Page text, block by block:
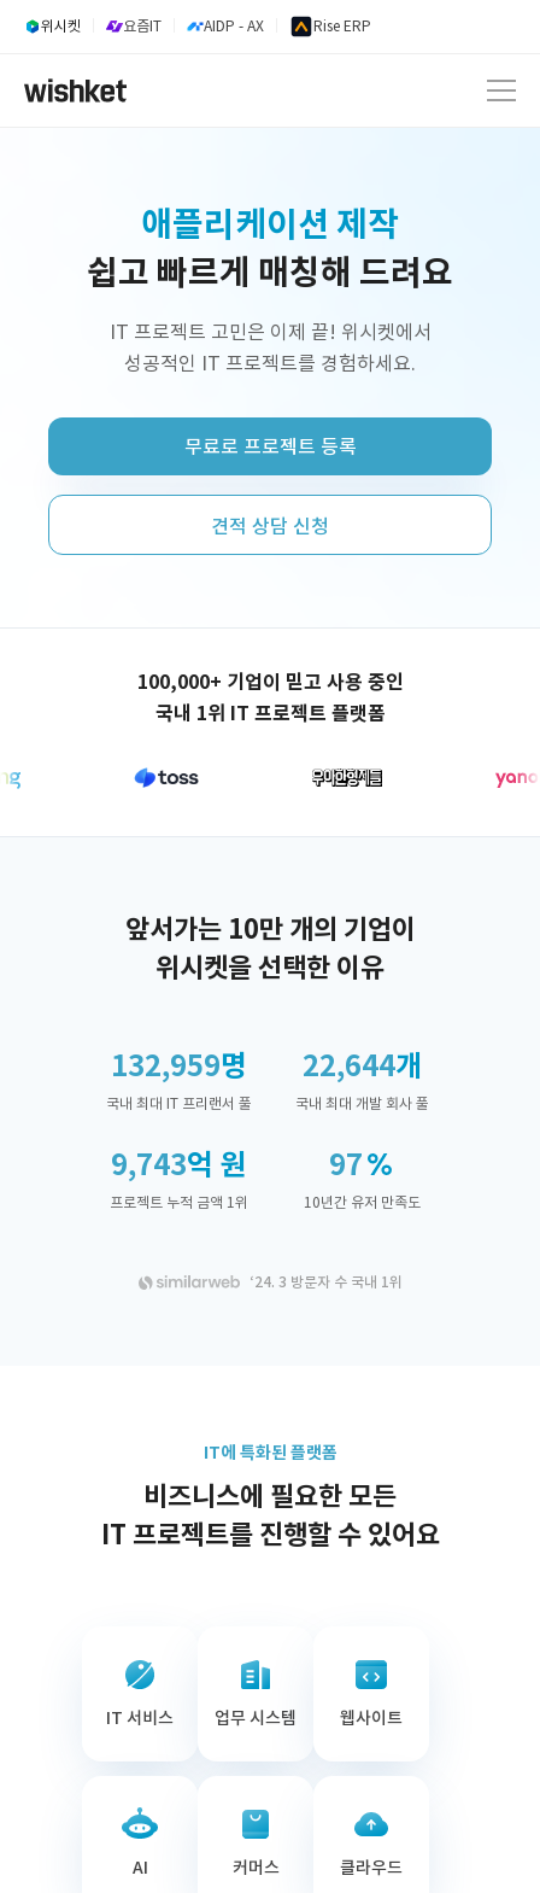
위시켓 요즘IT AIDP - AX Rise ERP
내부업무시스템 개발
웹 서비스 개발
AI 서비스 개발
정부지원사업 외주 개발
프리랜서 개발자 구인
플랫폼 제작
쇼핑몰 구축
쉽고 빠르게 매칭해 드려요
IT 프로젝트 고민은 이제 끝! 위시켓에서
성공적인 IT 프로젝트를 경험하세요.
무료로 프로젝트 등록
견적 상담 신청
100,000+ 기업이 믿고 사용 중인
국내 1위 IT 프로젝트 플랫폼
앞서가는 10만 개의 기업이
위시켓을 선택한 이유
132,959명
국내 최대 IT 프리랜서 풀
22,644개
국내 최대 개발 회사 풀
9,743억 원
프로젝트 누적 금액 1위
97
10년간 유저 만족도
‘24. 3 방문자 수 국내 1위
IT에 특화된 플랫폼
비즈니스에 필요한 모든
IT 프로젝트를 진행할 수 있어요
IT 서비스 업무 시스템 웹사이트
AI 커머스 클라우드